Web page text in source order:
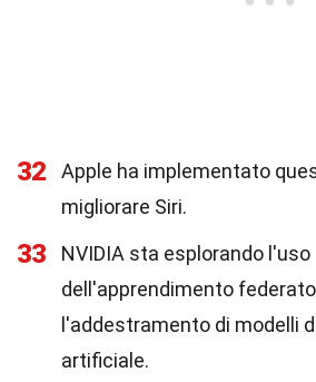
32
Apple ha implementato
migliorare Siri.
33
NVIDIA sta esplorando l'uso
dell'apprendimento
l'addestramento di modelli
artificiale.